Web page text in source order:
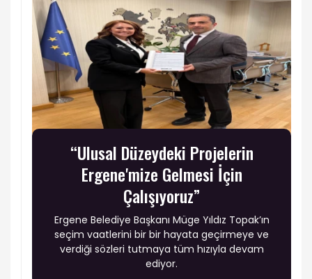
“Ulusal Düzeydeki Projelerin
Ergene'mize Gelmesi İçin
Çalışıyoruz”
Ergene Belediye Başkanı Müge Yıldız Topak’ın
seçim vaatlerini bir bir hayata geçirmeye ve
verdiği sözleri tutmaya tüm hızıyla devam
ediyor.